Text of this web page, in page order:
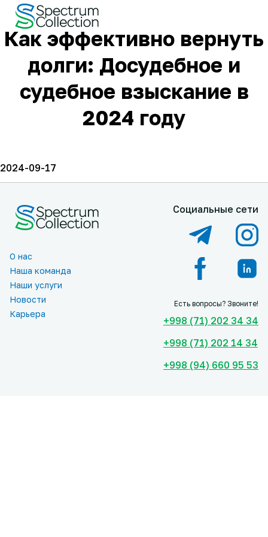
Как эффективно вернуть
долги: Досудебное и
судебное взыскание в
2024 году
2024-09-17
О нас
Наша команда
Наши услуги
Новости
Карьера
Социальные сети
Есть вопросы? Звоните!
+998 (71) 202 34 34
+998 (71) 202 14 34
+998 (94) 660 95 53